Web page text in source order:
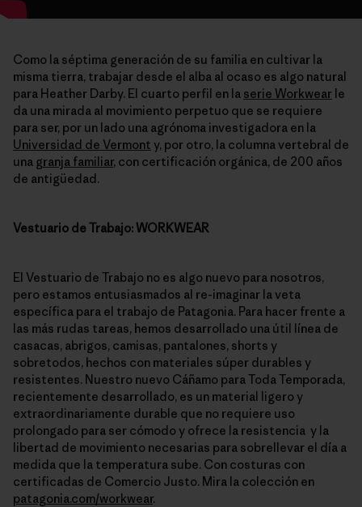
Como la séptima generación de su familia en cultivar la
misma tierra, trabajar desde el alba al ocaso es algo natural
para Heather Darby. El cuarto perfil en la serie Workwear le
da una mirada al movimiento perpetuo que se requiere
para ser, por un lado una agrónoma investigadora en la
Universidad de Vermont y, por otro, la columna vertebral de
una granja familiar, con certificación orgánica, de 200 años
de antigüedad.
Vestuario de Trabajo: WORKWEAR
El Vestuario de Trabajo no es algo nuevo para nosotros,
pero estamos entusiasmados al re-imaginar la veta
específica para el trabajo de Patagonia. Para hacer frente a
las más rudas tareas, hemos desarrollado una útil línea de
casacas, abrigos, camisas, pantalones, shorts y
sobretodos, hechos con materiales súper durables y
resistentes. Nuestro nuevo Cáñamo para Toda Temporada,
recientemente desarrollado, es un material ligero y
extraordinariamente durable que no requiere uso
prolongado para ser cómodo y ofrece la resistencia y la
libertad de movimiento necesarias para sobrellevar el día a
medida que la temperatura sube. Con costuras con
certificadas de Comercio Justo. Mira la colección en
patagonia.com/workwear.